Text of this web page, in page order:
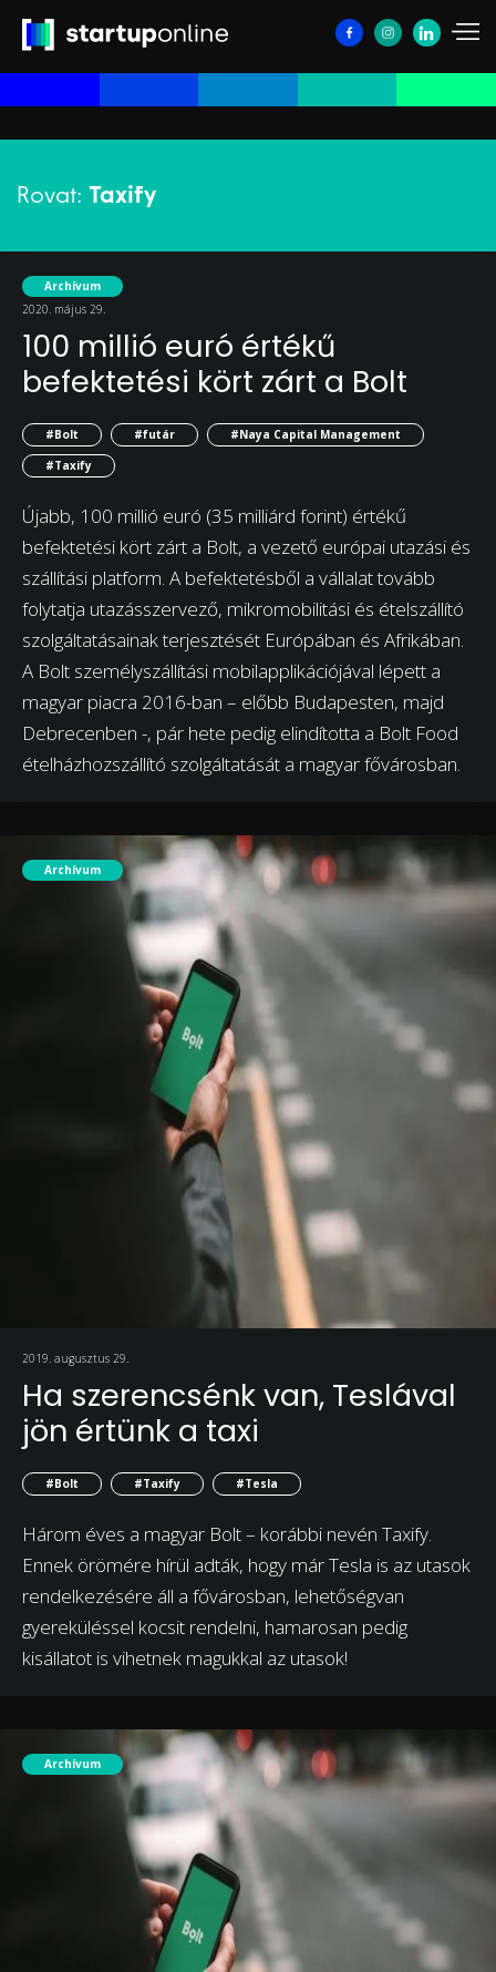
Rovat: Taxify
Archívum
2020. május 29.
100 millió euró értékű
befektetési kört zárt a Bolt
#Bolt #futár
#Naya Capital Management
#Taxify
Újabb, 100 millió euró (35 milliárd forint) értékű
befektetési kört zárt a Bolt, a vezető európai utazási és
szállítási platform. A befektetésből a vállalat tovább
folytatja utazásszervező, mikromobilitási és ételszállító
szolgáltatásainak terjesztését Európában és Afrikában.
A Bolt személyszállítási mobilapplikációjával lépett a
magyar piacra 2016-ban – előbb Budapesten, majd
Debrecenben -, pár hete pedig elindította a Bolt Food
ételházhozszállító szolgáltatását a magyar fővárosban.
Archívum
2019. augusztus 29.
Ha szerencsénk van, Teslával
jön értünk a taxi
#Bolt #Taxify #Tesla
Három éves a magyar Bolt – korábbi nevén Taxify.
Ennek örömére hírül adták, hogy már Tesla is az utasok
rendelkezésére áll a fővárosban, lehetőségvan
gyereküléssel kocsit rendelni, hamarosan pedig
kisállatot is vihetnek magukkal az utasok!
Archívum